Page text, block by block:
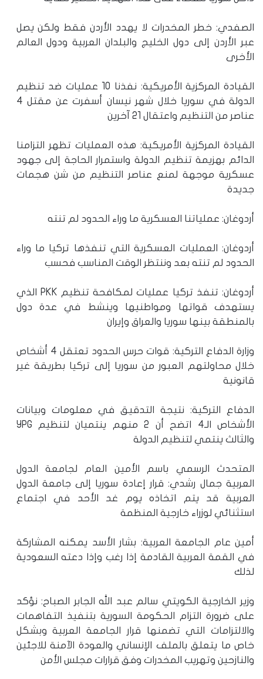
الصفدي: خطر المخدرات لا يهدد الأردن فقط ولكن يصل
عبر الأردن إلى دول الخليج والبلدان العربية ودول العالم
الأخرى
القيادة المركزية الأمريكية: نفذنا 10 عمليات ضد تنظيم
الدولة في سوريا خلال شهر نيسان أسفرت عن مقتل 4
عناصر من التنظيم واعتقال 21 آخرين
القيادة المركزية الأمريكية: هذه العمليات تظهر التزامنا
الدائم بهزيمة تنظيم الدولة واستمرار الحاجة إلى جهود
عسكرية موجهة لمنع عناصر التنظيم من شن هجمات
جديدة
أردوغان: عملياتنا العسكرية ما وراء الحدود لم تنته
أردوغان: العمليات العسكرية التي تنفذها تركيا ما وراء
الحدود لم تنته بعد وننتظر الوقت المناسب فحسب
أردوغان: تنفذ تركيا عمليات لمكافحة تنظيم PKK الذي
يستهدف قواتها ومواطنيها وينشط في عدة دول
بالمنطقة بينها سوريا والعراق وإيران
وزارة الدفاع التركية: قوات حرس الحدود تعتقل 4 أشخاص
خلال محاولتهم العبور من سوريا إلى تركيا بطريقة غير
قانونية
الدفاع التركية: نتيجة التدقيق في معلومات وبيانات
الأشخاص الـ4 اتضح أن 2 منهم ينتميان لتنظيم YPG
والثالث ينتمي لتنظيم الدولة
المتحدث الرسمي باسم الأمين العام لجامعة الدول
العربية جمال رشدي: قرار إعادة سوريا إلى جامعة الدول
العربية قد يتم اتخاذه يوم غد الأحد في اجتماع
استثنائي لوزراء خارجية المنظمة
أمين عام الجامعة العربية: بشار الأسد يمكنه المشاركة
في القمة العربية القادمة إذا رغب وإذا دعته السعودية
لذلك
وزير الخارجية الكويتي سالم عبد الله الجابر الصباح: نؤكد
على ضرورة التزام الحكومة السورية بتنفيذ التفاهمات
والالتزامات التي تضمنها قرار الجامعة العربية وبشكل
خاص ما يتعلق بالملف الإنساني والعودة الآمنة للاجئين
والنازحين وتهريب المخدرات وفق قرارات مجلس الأمن